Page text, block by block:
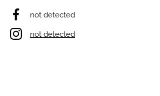
not detected
not detected